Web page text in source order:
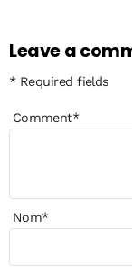
Leave a
* Required fields
Comment*
Nom*